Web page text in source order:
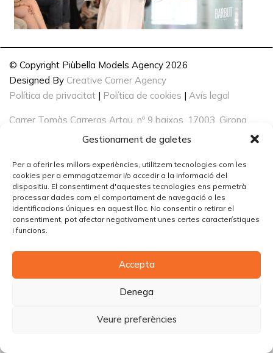
Gestionament de galetes
Per a oferir les millors experiències, utilitzem tecnologies com les
cookies per a emmagatzemar i/o accedir a la informació del
dispositiu. El consentiment d'aquestes tecnologies ens permetrà
processar dades com el comportament de navegació o les
identificacions úniques en aquest lloc. No consentir o retirar el
consentiment, pot afectar negativament unes certes característiques
i funcions.
Accepta
Denega
Veure preferències
© Copyright Piùbella Models Agency 2026
Designed By Creative Corner Agency
Política de privacitat | Política de cookies | Avís legal
Carrer Tomàs Carreras Artau, nº 9 baixos, 17003, Girona